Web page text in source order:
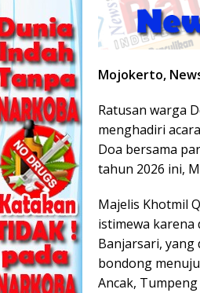
Mojokerto,
Ratusan warga
menghadiri
Doa bersama
tahun 2026 ini,
Majelis Khotmil
istimewa karena
Banjarsari,
bondong
Ancak,